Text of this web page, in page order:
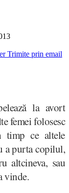
Trimite prin email
la avort
femei folosesc
timp ce altele
a purta copilul,
altcineva, sau
vinde.